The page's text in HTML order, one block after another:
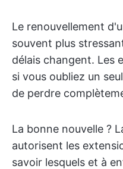
Le renouvellement
souvent plus
délais changent. Les
si vous oubliez un
de perdre
La bonne nouvelle ?
autorisent les
savoir lesquels et à